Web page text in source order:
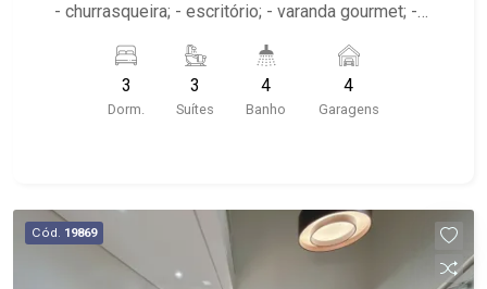
- churrasqueira; - escritório; - varanda gourmet; -
- 4 banheiros planejados com box; - próximo ao
Armazém Sebastiana, Agrishow, Buffet Contorno
3
Dorm.
3
Suítes
4
Banho
4
Garagens
Cód. 19869